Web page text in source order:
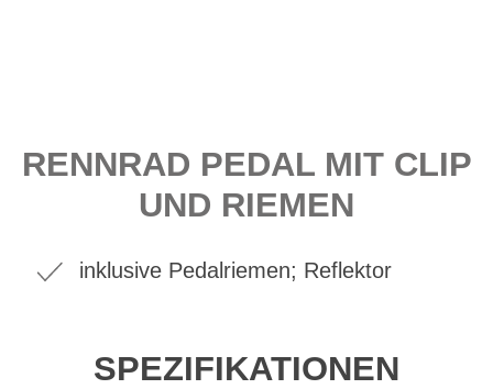
RENNRAD PEDAL MIT CLIP
UND RIEMEN
inklusive Pedalriemen; Reflektor
SPEZIFIKATIONEN